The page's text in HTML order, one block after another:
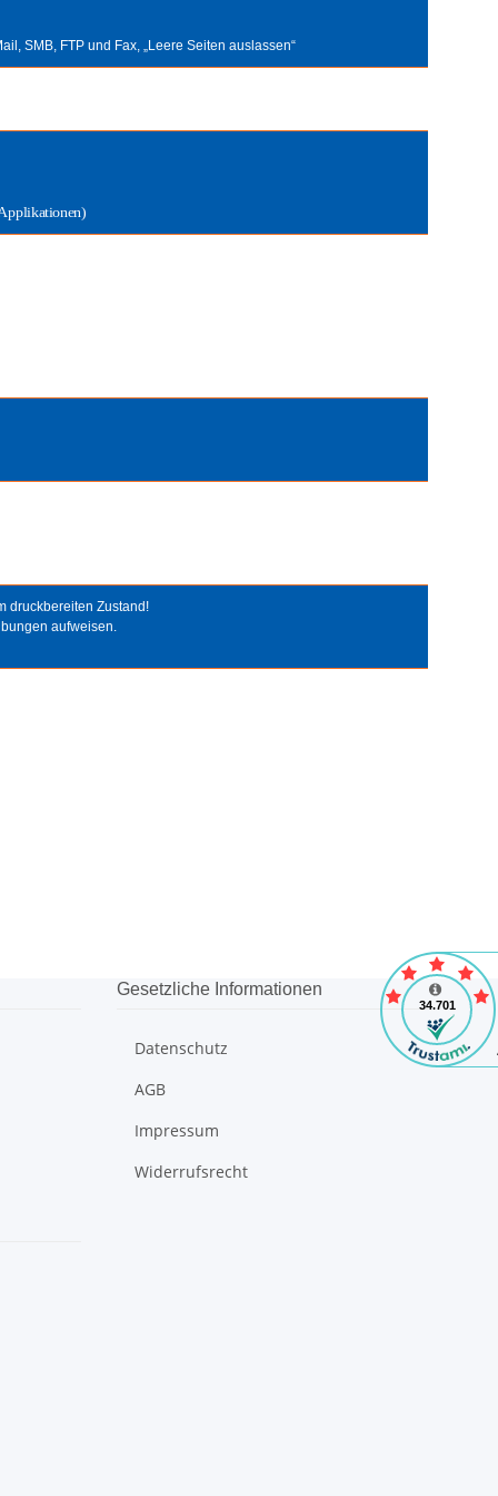
SMB, FTP und Fax, „Leere Seiten auslassen“
druckbereiten Zustand!
aufweisen.
Gesetzliche Informationen
Datenschutz
AGB
Impressum
Widerrufsrecht